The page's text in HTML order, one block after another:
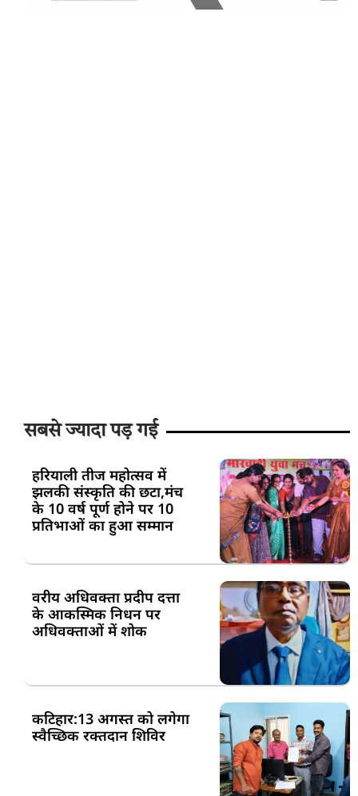
सबसे ज्यादा पड़ गई
हरियाली तीज महोत्सव में
झलकी संस्कृति की छटा,मंच
के 10 वर्ष पूर्ण होने पर 10
प्रतिभाओं का हुआ सम्मान
वरीय अधिवक्ता प्रदीप दत्ता
के आकस्मिक निधन पर
अधिवक्ताओं में शोक
कटिहार:13 अगस्त को लगेगा
स्वैच्छिक रक्तदान शिविर